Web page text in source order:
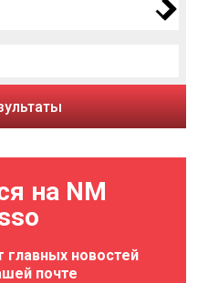
на NM
новостей
почте